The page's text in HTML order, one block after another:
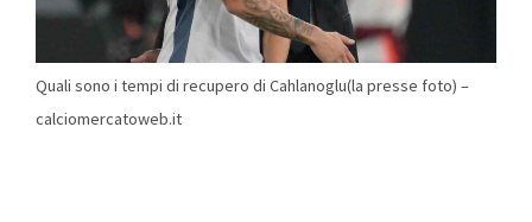
Quali sono i tempi di recupero di Cahlanoglu(la presse foto) –
calciomercatoweb.it